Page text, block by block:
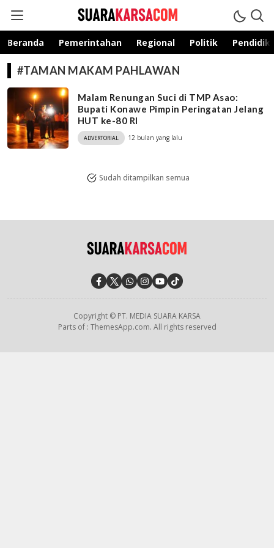
suarakarsa.com
Informasi terpercaya
Beranda Pemerintahan Regional Politik
#TAMAN MAKAM PAHLAWAN
Malam Renungan Suci di TMP Asao:
Bupati Konawe Pimpin Peringatan Jelang
HUT ke-80 RI
ADVERTORIAL 12 bulan yang lalu
Sudah ditampilkan semua
Copyright © PT. MEDIA SUARA KARSA
Parts of : ThemesApp.com. All rights reserved